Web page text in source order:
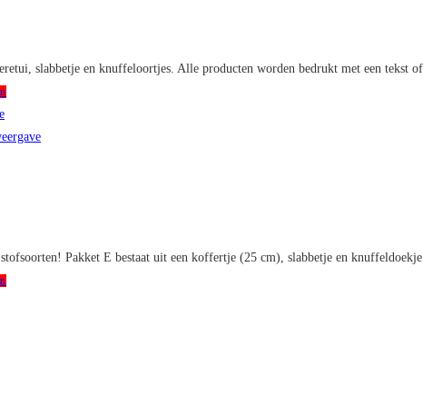
slabbetje en knuffeloortjes. Alle producten worden bedrukt met een tekst
Pakket E bestaat uit een koffertje (25 cm), slabbetje en